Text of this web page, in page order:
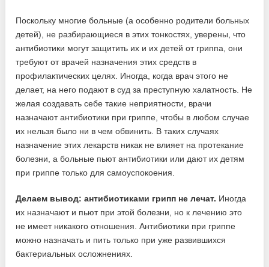
Поскольку многие больные (а особенно родители больных
детей), не разбирающиеся в этих тонкостях, уверены, что
антибиотики могут защитить их и их детей от гриппа, они
требуют от врачей назначения этих средств в
профилактических целях. Иногда, когда врач этого не
делает, на него подают в суд за преступную халатность. Не
желая создавать себе такие неприятности, врачи
назначают антибиотики при гриппе, чтобы в любом случае
их нельзя было ни в чем обвинить. В таких случаях
назначение этих лекарств никак не влияет на протекание
болезни, а больные пьют антибиотики или дают их детям
при гриппе только для самоуспокоения.
Делаем вывод: антибиотиками грипп не лечат. Иногда
их назначают и пьют при этой болезни, но к лечению это
не имеет никакого отношения. Антибиотики при гриппе
можно назначать и пить только при уже развившихся
бактериальных осложнениях.